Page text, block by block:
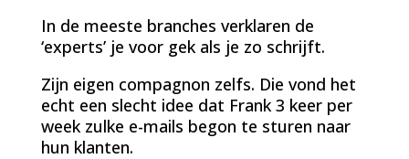
In de meeste branches verklaren de
‘experts’ je voor gek als je zo schrijft.
Zijn eigen compagnon zelfs. Die vond het
echt een slecht idee dat Frank 3 keer per
week zulke e-mails begon te sturen naar
hun klanten.